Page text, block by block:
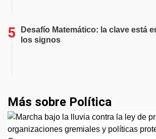
Desafío Matemático: la clave está
los signos
Más sobre Política